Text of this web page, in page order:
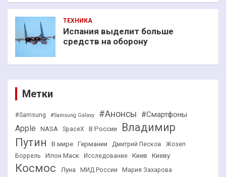
ТЕХНИКА
Испания выделит больше
средств на оборону
Метки
#Samsung #Samsung Galaxy #Анонсы #Смартфоны
Apple NASA SpaceX В России
Владимир
Путин
В мире Германии Дмитрий Песков
Жозеп
Боррель
Илон Маск Исследование Киев Киеву
Космос Луна МИД России Мария Захарова